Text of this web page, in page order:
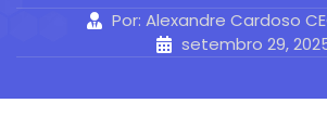
Por: Alexandre Cardoso
setembro 29,